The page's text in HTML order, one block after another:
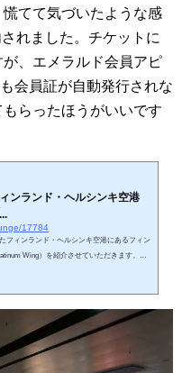
てて気づいたような感
れました。チケットに
、エメラルド会員アピ
会員証が自動発行されな
らったほうがいいです
ンランド・ヘルシンキ空港
17784
フィンランド・ヘルシンキ空港にあるフィン
Wing）を紹介させていただきます。保
・プラチナ・ウイングは、フィンエアーの